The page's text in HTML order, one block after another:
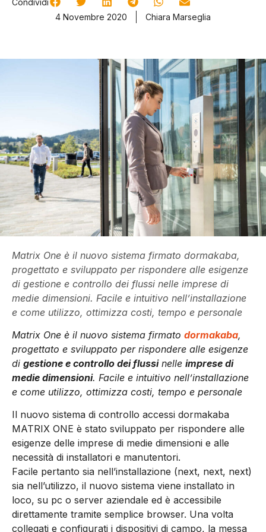
Condividi
4 Novembre 2020
Chiara Marseglia
Matrix One è il nuovo sistema firmato dormakaba,
progettato e sviluppato per rispondere alle esigenze
di gestione e controllo dei flussi nelle imprese di
medie dimensioni. Facile e intuitivo nell’installazione
e come utilizzo, ottimizza costi, tempo e personale
Matrix One è il nuovo sistema firmato dormakaba,
progettato e sviluppato per rispondere alle esigenze
di gestione e controllo dei flussinelle imprese di
medie dimensioni. Facile e intuitivo nell’installazione
e come utilizzo, ottimizza costi, tempo e personale
Il nuovo sistema di controllo accessi dormakaba
MATRIX ONE è stato sviluppato per rispondere alle
esigenze delle imprese di medie dimensioni e alle
necessità di installatori e manutentori.
Facile pertanto sia nell’installazione (next, next, next)
sia nell’utilizzo, il nuovo sistema viene installato in
loco, su pc o server aziendale ed è accessibile
direttamente tramite semplice browser. Una volta
collegati e configurati i dispositivi di campo, la messa